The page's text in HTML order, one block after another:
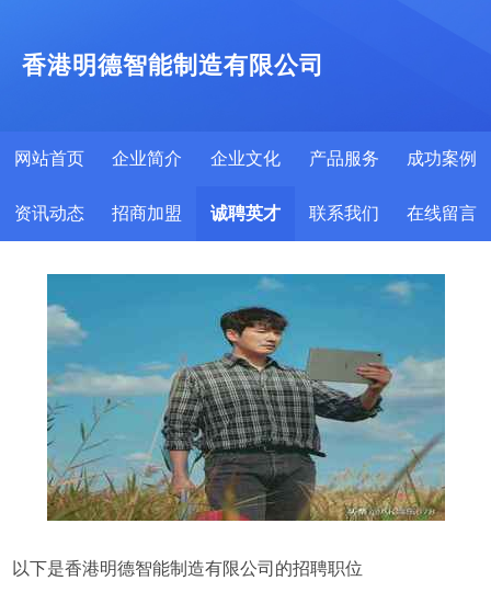
香港明德智能制造有限公司
网站首页 企业简介 企业文化 产品服务 成功案例
资讯动态 招商加盟 诚聘英才 联系我们 在线留言
以下是香港明德智能制造有限公司的招聘职位